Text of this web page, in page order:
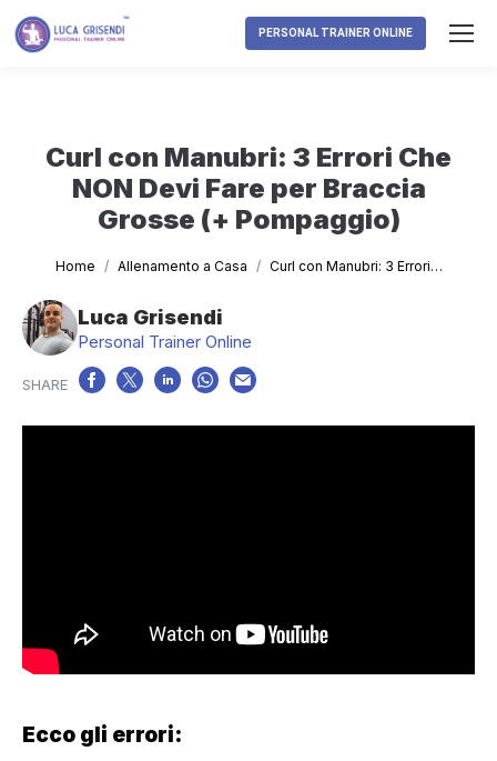
PERSONAL TRAINER ONLINE
Curl con Manubri: 3 Errori Che
NON Devi Fare per Braccia
Grosse (+ Pompaggio)
Tu sei qui:
Home Allenamento a Casa Curl con Manubri: 3 Errori…
Luca Grisendi
Personal Trainer Online
Ecco gli errori: